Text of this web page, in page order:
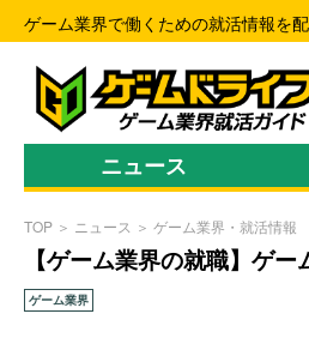
ゲーム業界で働くための就活情報を配
ニュース
TOP ＞ ニュース ＞ ゲーム業界・就活情報
【ゲーム業界の就職】ゲ
ゲーム業界